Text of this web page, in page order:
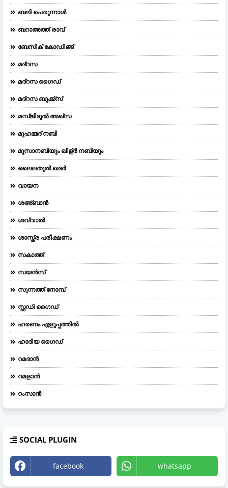
ബലി പെരുന്നാള്‍
ബറാഅത്ത് രാവ്
ബേസിക് കോഡിങ്ങ്
മദ്റസ
മദ്‌റസ ഗൈഡ്
മദ്റസ ബുക്ക്സ്
മസ്ജിദുല്‍ അഖ്‌സ
മുഹമ്മദ് നബി
മൂസാനബിയും ഖിള്ർ നബിയും
ലൈലതുല്‍ ഖദര്‍
വായന
ശഅ്ബാൻ
ശവ്വാൽ
ശാസ്ത്ര പരീക്ഷണം
സകാത്ത്
സയൻസ്
സുന്നത്ത് നോമ്പ്
സ്റ്റഡി ഗൈഡ്
ഹരണം എളുപ്പത്തിൽ
ഹാദിയ ഗൈഡ്
റമദാൻ
റമളാൻ
റംസാൻ
SOCIAL PLUGIN
facebook whatsapp